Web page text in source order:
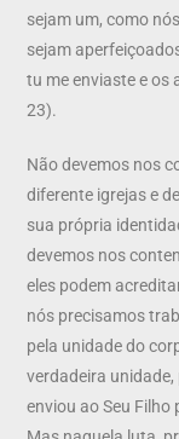
sejam um, como
sejam
tu me enviaste e os
23).
Não devemos nos
diferente igrejas e
sua própria
devemos nos
eles podem
nós precisamos
pela unidade do
verdadeira
enviou ao Seu Filho